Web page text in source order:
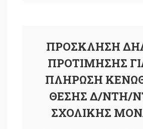
ΠΡΟΣΚΛΗΣΗ
ΠΡΟΤΙΜΗΣΗΣ
ΠΛΗΡΩΣΗ
ΘΕΣΗΣ Δ/ΝΤΗ/
ΣΧΟΛΙΚΗΣ